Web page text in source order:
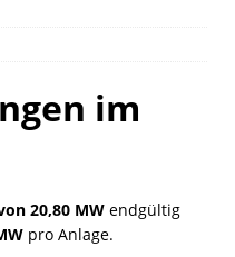
im
20,80 MW endgültig
pro Anlage.